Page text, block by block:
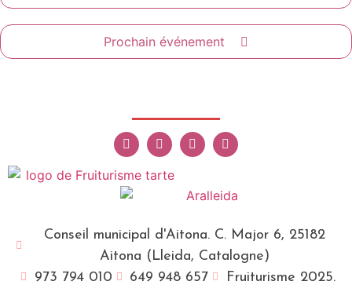
Prochain événement
Conseil municipal d'Aitona. C. Major 6, 25182
Aitona (Lleida, Catalogne)
973 794 010
649 948 657 Fruiturisme 2025.